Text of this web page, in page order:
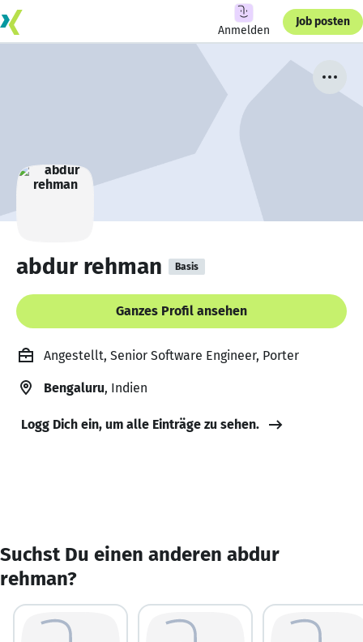
Anmelden
Job posten
abdur rehman Basis
Ganzes Profil ansehen
Angestellt, Senior Software Engineer, Porter
Bengaluru, Indien
Logg Dich ein, um alle Einträge zu sehen.
Suchst Du einen anderen abdur
rehman?